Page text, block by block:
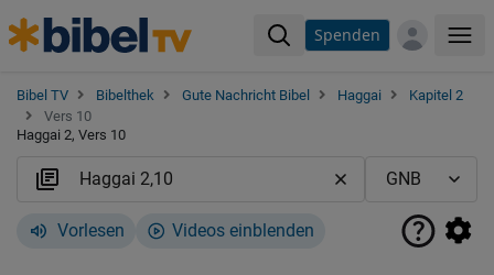
Spenden
Bibel TV Bibelthek Gute Nachricht Bibel Haggai
Kapitel 2
Vers 10
Haggai 2, Vers 10
Vorlesen Videos einblenden